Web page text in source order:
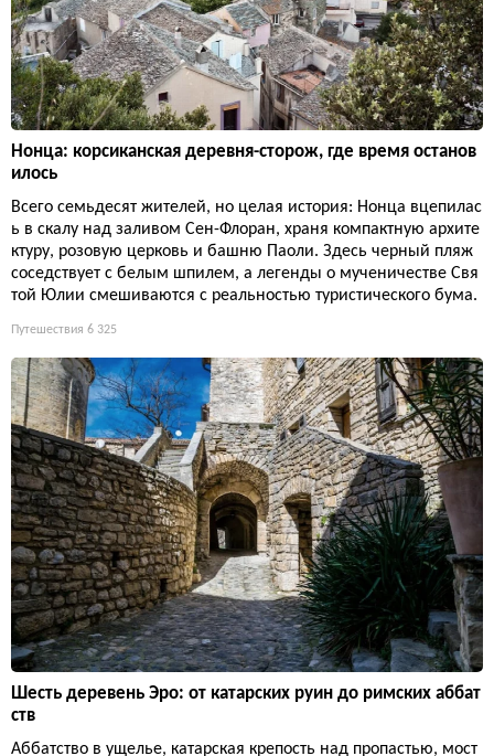
Нонца: корсиканская деревня-сторож, где время останов
илось
Всего семьдесят жителей, но целая история: Нонца вцепилас
ь в скалу над заливом Сен-Флоран, храня компактную архите
ктуру, розовую церковь и башню Паоли. Здесь черный пляж
соседствует с белым шпилем, а легенды о мученичестве Свя
той Юлии смешиваются с реальностью туристического бума.
Путешествия 6 325
Шесть деревень Эро: от катарских руин до римских аббат
ств
Аббатство в ущелье, катарская крепость над пропастью, мост